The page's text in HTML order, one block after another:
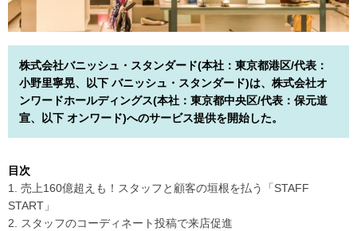
株式会社バニッシュ・スタンダード(本社：東京都港区/代表：
小野里寧晃、以下 バニッシュ・スタンダード)は、株式会社オ
ンワードホールディングス(本社：東京都中央区/代表：保元道
宣、以下 オンワード)へのサービス提供を開始した。
目次
1. 売上160億超えも！スタッフと顧客の垣根を払う「STAFF
START」
2. スタッフのコーディネート投稿で来店促進